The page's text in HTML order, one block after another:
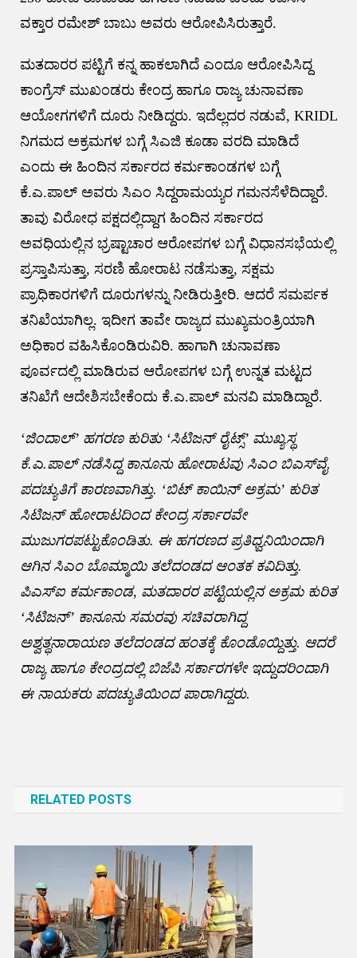
ವಕ್ತಾರ ರಮೇಶ್ ಬಾಬು ಅವರು ಆರೋಪಿಸಿರುತ್ತಾರೆ.
ಮತದಾರರ ಪಟ್ಟಿಗೆ ಕನ್ನ ಹಾಕಲಾಗಿದೆ ಎಂದೂ ಆರೋಪಿಸಿದ್ದ
ಕಾಂಗ್ರೆಸ್ ಮುಖಂಡರು ಕೇಂದ್ರ ಹಾಗೂ ರಾಜ್ಯ ಚುನಾವಣಾ
ಆಯೋಗಗಳಿಗೆ ದೂರು ನೀಡಿದ್ದರು. ಇದೆಲ್ಲದರ ನಡುವೆ, KRIDL
ನಿಗಮದ ಅಕ್ರಮಗಳ ಬಗ್ಗೆ ಸಿಎಜಿ ಕೂಡಾ ವರದಿ ಮಾಡಿದೆ
ಎಂದು ಈ ಹಿಂದಿನ ಸರ್ಕಾರದ ಕರ್ಮಕಾಂಡಗಳ ಬಗ್ಗೆ
ಕೆ.ಎ.ಪಾಲ್ ಅವರು ಸಿಎಂ ಸಿದ್ದರಾಮಯ್ಯರ ಗಮನಸೆಳೆದಿದ್ದಾರೆ.
ತಾವು ವಿರೋಧ ಪಕ್ಷದಲ್ಲಿದ್ದಾಗ ಹಿಂದಿನ ಸರ್ಕಾರದ
ಅವಧಿಯಲ್ಲಿನ ಭ್ರಷ್ಟಾಚಾರ ಆರೋಪಗಳ ಬಗ್ಗೆ ವಿಧಾನಸಭೆಯಲ್ಲಿ
ಪ್ರಸ್ತಾಪಿಸುತ್ತಾ, ಸರಣಿ ಹೋರಾಟ ನಡೆಸುತ್ತಾ, ಸಕ್ಷಮ
ಪ್ರಾಧಿಕಾರಗಳಿಗೆ ದೂರುಗಳನ್ನು ನೀಡಿರುತ್ತೀರಿ. ಆದರೆ ಸಮರ್ಪಕ
ತನಿಖೆಯಾಗಿಲ್ಲ. ಇದೀಗ ತಾವೇ ರಾಜ್ಯದ ಮುಖ್ಯಮಂತ್ರಿಯಾಗಿ
ಅಧಿಕಾರ ವಹಿಸಿಕೊಂಡಿರುವಿರಿ. ಹಾಗಾಗಿ ಚುನಾವಣಾ
ಪೂರ್ವದಲ್ಲಿ ಮಾಡಿರುವ ಆರೋಪಗಳ ಬಗ್ಗೆ ಉನ್ನತ ಮಟ್ಟದ
ತನಿಖೆಗೆ ಆದೇಶಿಸಬೇಕೆಂದು ಕೆ.ಎ.ಪಾಲ್ ಮನವಿ ಮಾಡಿದ್ದಾರೆ.
‘ಜಿಂದಾಲ್’ ಹಗರಣ ಕುರಿತು ‘ಸಿಟಿಜನ್ ರೈಟ್ಸ್’ ಮುಖ್ಯಸ್ಥ
ಕೆ.ಎ.ಪಾಲ್ ನಡೆಸಿದ್ದ ಕಾನೂನು ಹೋರಾಟವು ಸಿಎಂ ಬಿಎಸ್‌ವೈ
ಪದಚ್ಯುತಿಗೆ ಕಾರಣವಾಗಿತ್ತು. ‘ಬಿಟ್ ಕಾಯಿನ್ ಅಕ್ರಮ’ ಕುರಿತ
ಸಿಟಿಜನ್ ಹೋರಾಟದಿಂದ ಕೇಂದ್ರ ಸರ್ಕಾರವೇ
ಮುಜುಗರಪಟ್ಟುಕೊಂಡಿತು. ಈ ಹಗರಣದ ಪ್ರತಿಧ್ವನಿಯಿಂದಾಗಿ
ಆಗಿನ ಸಿಎಂ ಬೊಮ್ಮಾಯಿ ತಲೆದಂಡದ ಆಂತಕ ಕವಿದಿತ್ತು.
ಪಿಎಸ್‌ಐ ಕರ್ಮಕಾಂಡ, ಮತದಾರರ ಪಟ್ಟಿಯಲ್ಲಿನ ಅಕ್ರಮ ಕುರಿತ
‘ಸಿಟಿಜನ್’ ಕಾನೂನು ಸಮರವು ಸಚಿವರಾಗಿದ್ದ
ಅಶ್ವತ್ಥನಾರಾಯಣ ತಲೆದಂಡದ ಹಂತಕ್ಕೆ ಕೊಂಡೊಯ್ದಿತ್ತು. ಆದರೆ
ರಾಜ್ಯ ಹಾಗೂ ಕೇಂದ್ರದಲ್ಲಿ ಬಿಜೆಪಿ ಸರ್ಕಾರಗಳೇ ಇದ್ದುದರಿಂದಾಗಿ
ಈ ನಾಯಕರು ಪದಚ್ಯುತಿಯಿಂದ ಪಾರಾಗಿದ್ದರು.
RELATED POSTS